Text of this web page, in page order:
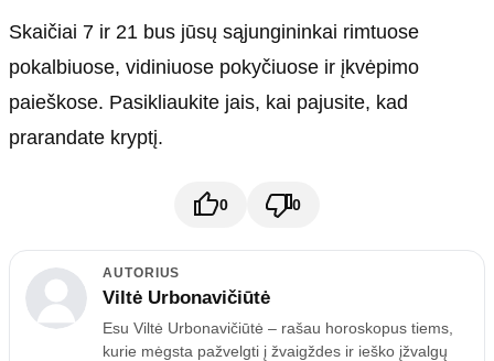
Skaičiai 7 ir 21 bus jūsų sąjungininkai rimtuose
pokalbiuose, vidiniuose pokyčiuose ir įkvėpimo
paieškose. Pasikliaukite jais, kai pajusite, kad
prarandate kryptį.
0 0
AUTORIUS
Viltė Urbonavičiūtė
Esu Viltė Urbonavičiūtė – rašau horoskopus tiems,
kurie mėgsta pažvelgti į žvaigždes ir ieško įžvalgų